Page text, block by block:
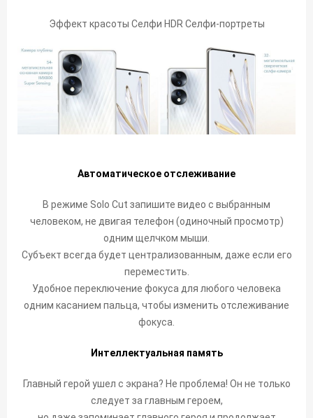
Эффект красоты Селфи HDR Селфи-портреты
Автоматическое отслеживание
В режиме Solo Cut запишите видео с выбранным
человеком, не двигая телефон (одиночный просмотр)
одним щелчком мыши.
Субъект всегда будет централизованным, даже если его
переместить.
Удобное переключение фокуса для любого человека
одним касанием пальца, чтобы изменить отслеживание
фокуса.
Интеллектуальная память
Главный герой ушел с экрана? Не проблема! Он не только
следует за главным героем,